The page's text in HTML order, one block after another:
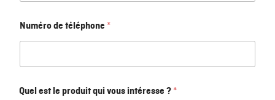
Numéro de téléphone *
Quel est le produit qui vous intéresse ? *